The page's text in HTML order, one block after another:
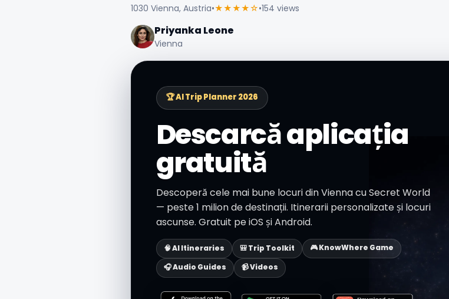
1030 Vienna, Austria•★★★★☆•154 views
Priyanka Leone
Vienna
🏆 AI Trip Planner 2026
Descarcă aplicația
gratuită
Descoperă cele mai bune locuri din Vienna cu Secret World
— peste 1 milion de destinații. Itinerarii personalizate și locuri
ascunse. Gratuit pe iOS și Android.
🧠 AI Itineraries 🎒 Trip Toolkit
🎮 KnowWhere Game
🎧 Audio Guides
📹 Videos